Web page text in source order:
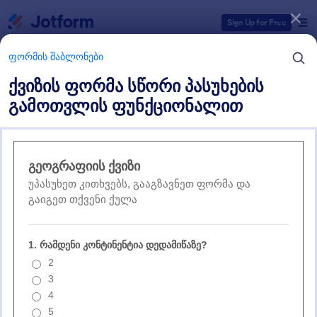
Sign Up for Free
ფორმის შაბლონები
ქვიზის ფორმა სწორი პასუხების
გამოთვლის ფუნქციონალით
ქვიზის შაბლონები
3 შაბლონები
ფორმის შაბლონების კატეგორიები